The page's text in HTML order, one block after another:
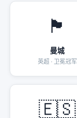
🏴󠁧󠁢󠁥󠁮󠁧󠁿
曼城
英超 · 卫冕冠军
🇪🇸